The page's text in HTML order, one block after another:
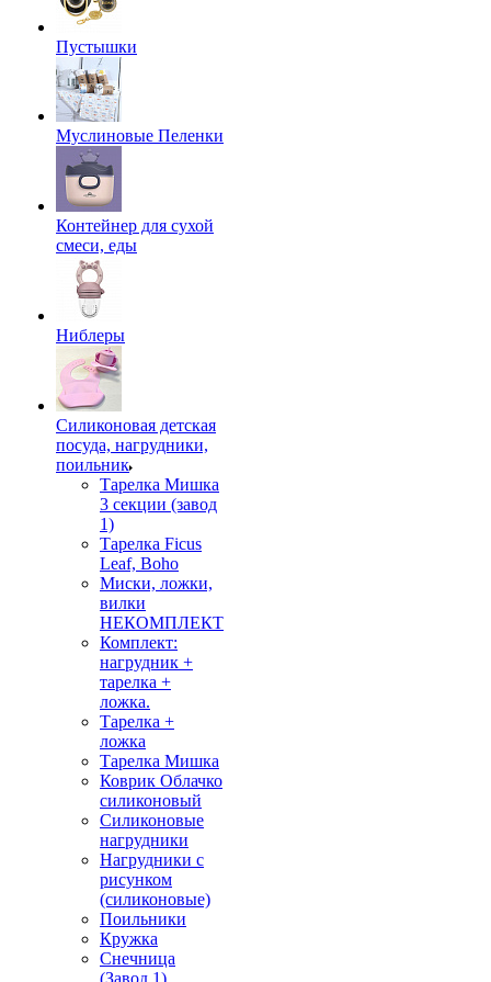
Пустышки
Муслиновые Пеленки
Контейнер для сухой
смеси, еды
Ниблеры
Силиконовая детская
посуда, нагрудники,
поильник
Тарелка Мишка
3 секции (завод
1)
Тарелка Ficus
Leaf, Boho
Миски, ложки,
вилки
НЕКОМПЛЕКТ
Комплект:
нагрудник +
тарелка +
ложка.
Тарелка +
ложка
Тарелка Мишка
Коврик Облачко
силиконовый
Силиконовые
нагрудники
Нагрудники с
рисунком
(силиконовые)
Поильники
Кружка
Снечница
(Завод 1)